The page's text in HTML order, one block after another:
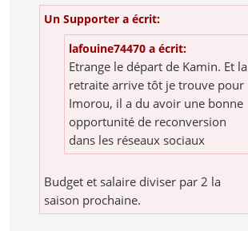
Un Supporter a écrit:
lafouine74470 a écrit:
Etrange le départ de Kamin. Et la
retraite arrive tôt je trouve pour
Imorou, il a du avoir une bonne
opportunité de reconversion
dans les réseaux sociaux
Budget et salaire diviser par 2 la
saison prochaine.